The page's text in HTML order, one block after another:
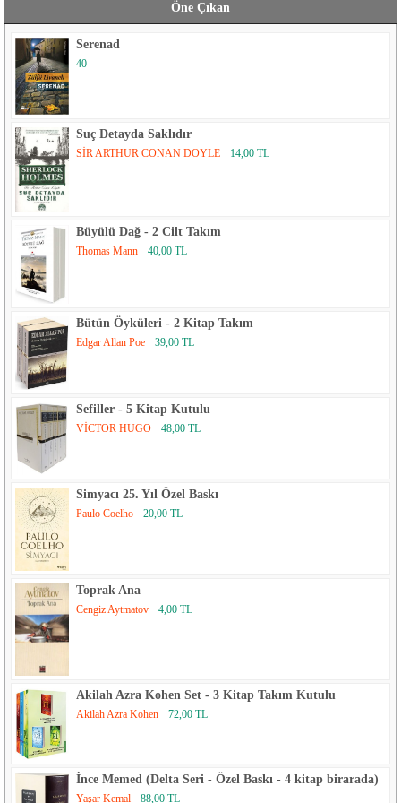
Öne Çıkan
Serenad
40
Suç Detayda Saklıdır
SİR ARTHUR CONAN DOYLE 14,00 TL
Büyülü Dağ - 2 Cilt Takım
Thomas Mann 40,00 TL
Bütün Öyküleri - 2 Kitap Takım
Edgar Allan Poe 39,00 TL
Sefiller - 5 Kitap Kutulu
VİCTOR HUGO 48,00 TL
Simyacı 25. Yıl Özel Baskı
Paulo Coelho 20,00 TL
Toprak Ana
Cengiz Aytmatov 4,00 TL
Akilah Azra Kohen Set - 3 Kitap Takım Kutulu
Akilah Azra Kohen 72,00 TL
İnce Memed (Delta Seri - Özel Baskı - 4 kitap birarada)
Yaşar Kemal 88,00 TL